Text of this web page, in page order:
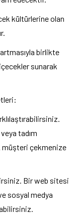
kültürlerine olan
birlikte
sunarak
tadım
müşteri çekmenize
Bir web sitesi
sosyal medya